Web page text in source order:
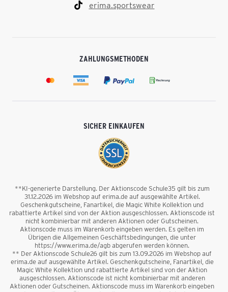
erima.sportswear
ZAHLUNGSMETHODEN
SICHER EINKAUFEN
**KI-generierte Darstellung. Der Aktionscode Schule35 gilt bis zum
31.12.2026 im Webshop auf erima.de auf ausgewählte Artikel.
Geschenkgutscheine, Fanartikel, die Magic White Kollektion und
rabattierte Artikel sind von der Aktion ausgeschlossen. Aktionscode ist
nicht kombinierbar mit anderen Aktionen oder Gutscheinen.
Aktionscode muss im Warenkorb eingeben werden. Es gelten im
Übrigen die Allgemeinen Geschäftsbedingungen, die unter
https://www.erima.de/agb abgerufen werden können.
** Der Aktionscode Schule26 gilt bis zum 13.09.2026 im Webshop auf
erima.de auf ausgewählte Artikel. Geschenkgutscheine, Fanartikel, die
Magic White Kollektion und rabattierte Artikel sind von der Aktion
ausgeschlossen. Aktionscode ist nicht kombinierbar mit anderen
Aktionen oder Gutscheinen. Aktionscode muss im Warenkorb eingeben